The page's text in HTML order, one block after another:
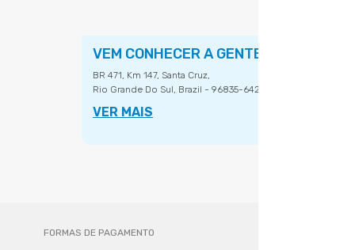
VEM CONHECER A GENTE
BR 471, Km 147, Santa Cruz,
Rio Grande Do Sul, Brazil - 96835-642.
VER MAIS
FORMAS DE PAGAMENTO